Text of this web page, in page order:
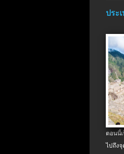
ประ
ตอนนี้
ไปถึง